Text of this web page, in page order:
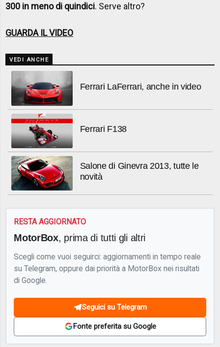
300 in meno di quindici. Serve altro?
GUARDA IL VIDEO
VEDI ANCHE
Ferrari LaFerrari, anche in video
Ferrari F138
Salone di Ginevra 2013, tutte le
novità
RESTA AGGIORNATO
MotorBox, prima di tutti gli altri
Scegli come vuoi seguirci: aggiornamenti in tempo reale
su Telegram, oppure dai priorità a MotorBox nei risultati
di Google.
Seguici su Telegram
Fonte preferita su Google